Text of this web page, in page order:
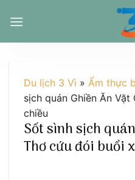
đến
Du lịch 3 Vì » Ẩm thực
sịch quán Ghiền Ăn
chiều
Sốt sình sịch
Thơ cứu đói buổi